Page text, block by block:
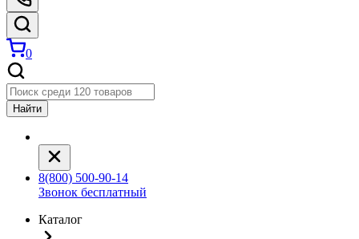
0
Найти
8(800) 500-90-14
Звонок бесплатный
Каталог